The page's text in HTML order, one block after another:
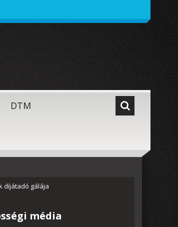
DTM
díjátadó gálája
média